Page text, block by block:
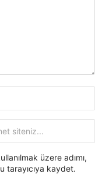
üzere adımı,
tarayıcıya kaydet.